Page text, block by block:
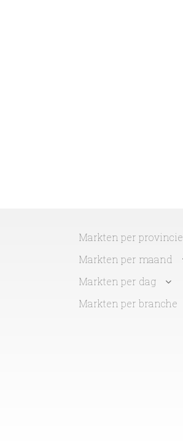
Markten per provincie
Markten per maand
Markten per dag
Markten per branche